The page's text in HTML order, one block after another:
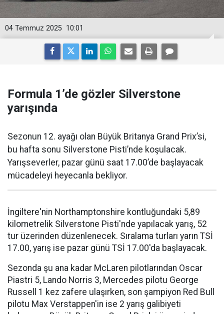
10:01
04 Temmuz 2025
Formula 1’de gözler Silverstone
yarışında
Sezonun 12. ayağı olan Büyük Britanya Grand Prix’si,
bu hafta sonu Silverstone Pisti’nde koşulacak.
Yarışseverler, pazar günü saat 17.00’de başlayacak
mücadeleyi heyecanla bekliyor.
İngiltere'nin Northamptonshire kontluğundaki 5,89
kilometrelik Silverstone Pisti'nde yapılacak yarış, 52
tur üzerinden düzenlenecek. Sıralama turları yarın TSİ
17.00, yarış ise pazar günü TSİ 17.00'da başlayacak.
Sezonda şu ana kadar McLaren pilotlarından Oscar
Piastri 5, Lando Norris 3, Mercedes pilotu George
Russell 1 kez zafere ulaşırken, son şampiyon Red Bull
pilotu Max Verstappen'in ise 2 yarış galibiyeti